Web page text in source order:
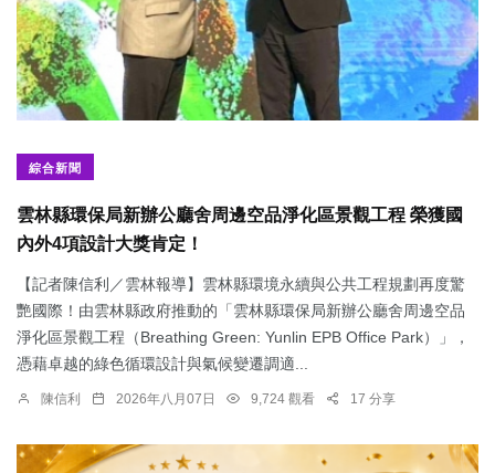
綜合新聞
雲林縣環保局新辦公廳舍周邊空品淨化區景觀工程 榮獲國
內外4項設計大獎肯定！
【記者陳信利／雲林報導】雲林縣環境永續與公共工程規劃再度驚
艷國際！由雲林縣政府推動的「雲林縣環保局新辦公廳舍周邊空品
淨化區景觀工程（Breathing Green: Yunlin EPB Office Park）」，
憑藉卓越的綠色循環設計與氣候變遷調適...
陳信利 2026年八月07日 9,724 觀看 17 分享